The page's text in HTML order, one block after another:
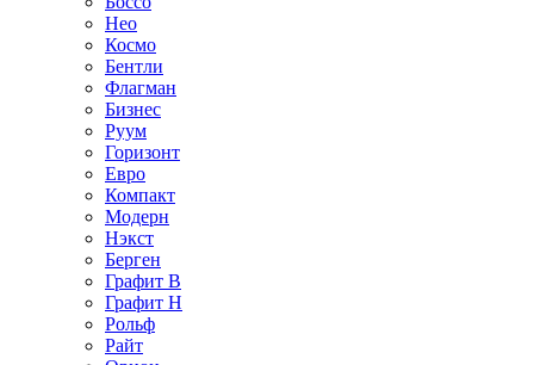
Нео
Космо
Бентли
Флагман
Бизнес
Руум
Горизонт
Евро
Компакт
Модерн
Нэкст
Берген
Графит В
Графит Н
Рольф
Райт